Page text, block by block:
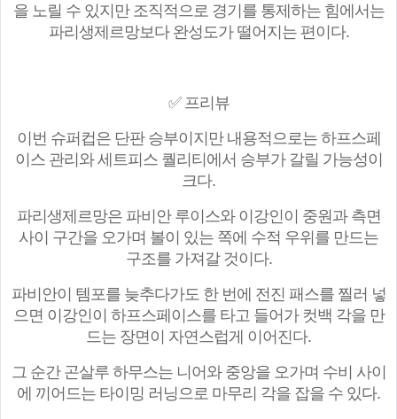
을 노릴 수 있지만 조직적으로 경기를 통제하는 힘에서는
파리생제르망보다 완성도가 떨어지는 편이다.
✅ 프리뷰
이번 슈퍼컵은 단판 승부이지만 내용적으로는 하프스페
이스 관리와 세트피스 퀄리티에서 승부가 갈릴 가능성이
크다.
파리생제르망은 파비안 루이스와 이강인이 중원과 측면
사이 구간을 오가며 볼이 있는 쪽에 수적 우위를 만드는
구조를 가져갈 것이다.
파비안이 템포를 늦추다가도 한 번에 전진 패스를 찔러 넣
으면 이강인이 하프스페이스를 타고 들어가 컷백 각을 만
드는 장면이 자연스럽게 이어진다.
그 순간 곤살루 하무스는 니어와 중앙을 오가며 수비 사이
에 끼어드는 타이밍 러닝으로 마무리 각을 잡을 수 있다.